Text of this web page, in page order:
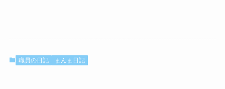
職員の日記 まんま日記